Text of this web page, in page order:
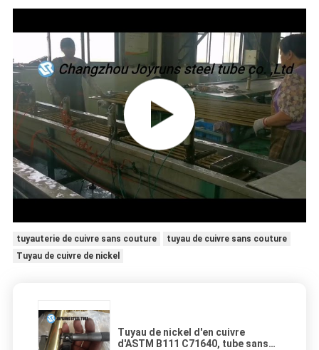
tuyauterie de cuivre sans couture
tuyau de cuivre sans couture
Tuyau de cuivre de nickel
Tuyau de nickel d'en cuivre
d'ASTM B111 C71640, tube sans